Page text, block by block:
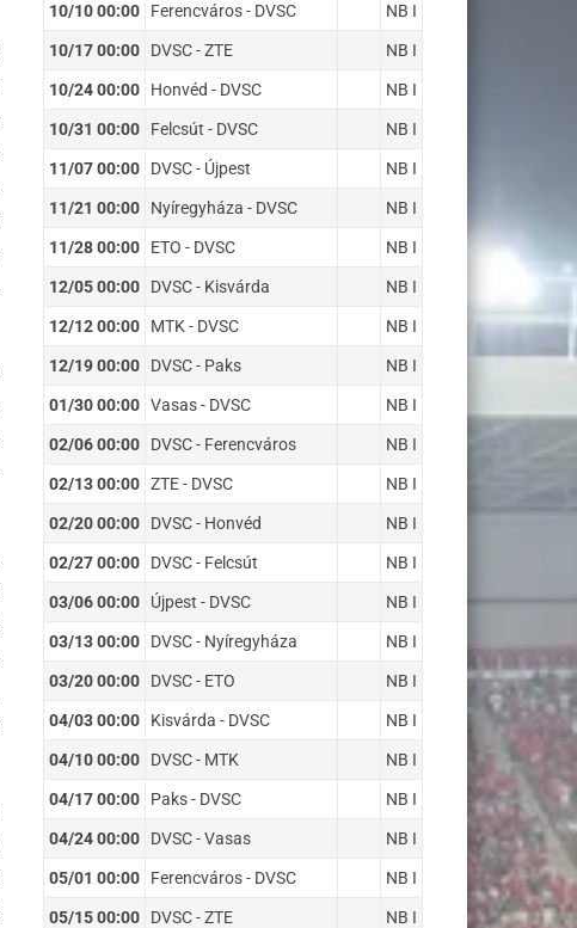
10/10 00:00 Ferencváros - DVSC NB I
10/17 00:00 DVSC - ZTE NB I
10/24 00:00 Honvéd - DVSC NB I
10/31 00:00 Felcsút - DVSC NB I
11/07 00:00 DVSC - Újpest NB I
11/21 00:00 Nyíregyháza - DVSC NB I
11/28 00:00 ETO - DVSC NB I
12/05 00:00 DVSC - Kisvárda NB I
12/12 00:00 MTK - DVSC NB I
12/19 00:00 DVSC - Paks NB I
01/30 00:00 Vasas - DVSC NB I
02/06 00:00 DVSC - Ferencváros NB I
02/13 00:00 ZTE - DVSC NB I
02/20 00:00 DVSC - Honvéd NB I
02/27 00:00 DVSC - Felcsút NB I
03/06 00:00 Újpest - DVSC NB I
03/13 00:00 DVSC - Nyíregyháza NB I
03/20 00:00 DVSC - ETO NB I
04/03 00:00 Kisvárda - DVSC NB I
04/10 00:00 DVSC - MTK NB I
04/17 00:00 Paks - DVSC NB I
04/24 00:00 DVSC - Vasas NB I
05/01 00:00 Ferencváros - DVSC NB I
05/15 00:00 DVSC - ZTE NB I